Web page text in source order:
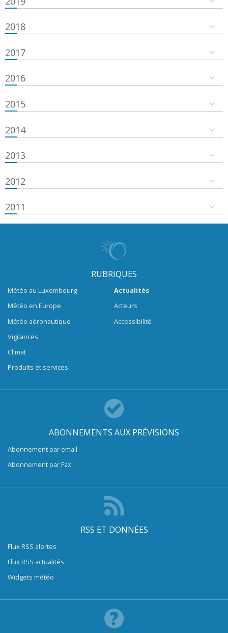
2018
2017
2016
2015
2014
2013
2012
2011
RUBRIQUES
Météo au Luxembourg
Météo en Europe
Météo aéronautique
Vigilances
Climat
Produits et services
Actualités
Acteurs
Accessibilité
ABONNEMENTS AUX PRÉVISIONS
Abonnement par email
Abonnement par Fax
RSS ET DONNÉES
Flux RSS alertes
Flux RSS actualités
Widgets météo